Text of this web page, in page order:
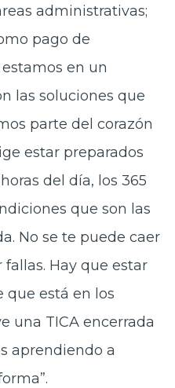
administrativas;
pago de
en un
las soluciones que
parte del corazón
estar preparados
del día, los 365
que son las
No se te puede caer
Hay que estar
que está en los
una TICA encerrada
aprendiendo a